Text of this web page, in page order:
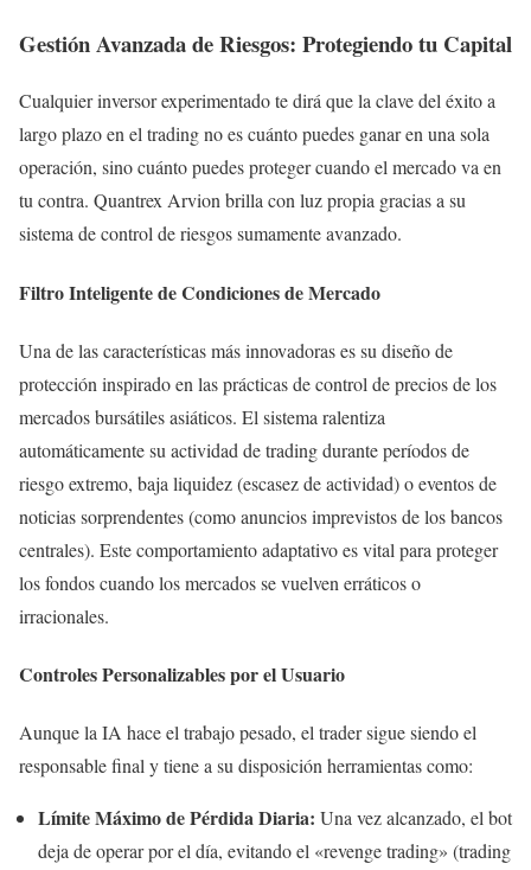
Gestión Avanzada de Riesgos: Protegiendo tu Capital
Cualquier inversor experimentado te dirá que la clave del éxito a
largo plazo en el trading no es cuánto puedes ganar en una sola
operación, sino cuánto puedes proteger cuando el mercado va en
tu contra. Quantrex Arvion brilla con luz propia gracias a su
sistema de control de riesgos sumamente avanzado.
Filtro Inteligente de Condiciones de Mercado
Una de las características más innovadoras es su diseño de
protección inspirado en las prácticas de control de precios de los
mercados bursátiles asiáticos. El sistema ralentiza
automáticamente su actividad de trading durante períodos de
riesgo extremo, baja liquidez (escasez de actividad) o eventos de
noticias sorprendentes (como anuncios imprevistos de los bancos
centrales). Este comportamiento adaptativo es vital para proteger
los fondos cuando los mercados se vuelven erráticos o
irracionales.
Controles Personalizables por el Usuario
Aunque la IA hace el trabajo pesado, el trader sigue siendo el
responsable final y tiene a su disposición herramientas como:
Límite Máximo de Pérdida Diaria: Una vez alcanzado, el bot
deja de operar por el día, evitando el «revenge trading» (trading